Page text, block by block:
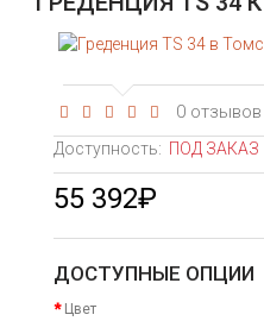
0 отзывов
Доступность: ПОД ЗАКАЗ
55 392₽
ДОСТУПНЫЕ ОПЦИИ
Цвет